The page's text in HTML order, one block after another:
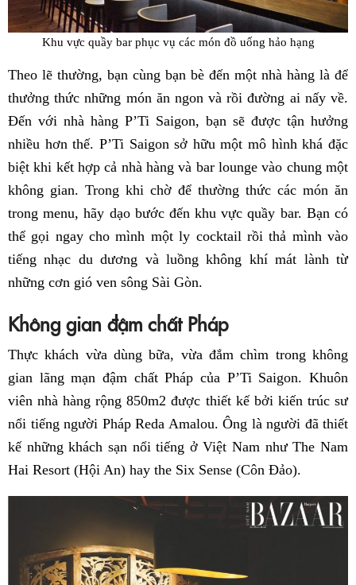
Khu vực quầy bar phục vụ các món đồ uống hảo hạng
Theo lẽ thường, bạn cùng bạn bè đến một nhà hàng là để
thưởng thức những món ăn ngon và rồi đường ai nấy về.
Đến với nhà hàng P’Ti Saigon, bạn sẽ được tận hưởng
nhiều hơn thế. P’Ti Saigon sở hữu một mô hình khá đặc
biệt khi kết hợp cả nhà hàng và bar lounge vào chung một
không gian. Trong khi chờ để thường thức các món ăn
trong menu, hãy dạo bước đến khu vực quầy bar. Bạn có
thể gọi ngay cho mình một ly cocktail rồi thả mình vào
tiếng nhạc du dương và luồng không khí mát lành từ
những cơn gió ven sông Sài Gòn.
Không gian đậm chất Pháp
Thực khách vừa dùng bữa, vừa đắm chìm trong không
gian lãng mạn đậm chất Pháp của P’Ti Saigon. Khuôn
viên nhà hàng rộng 850m2 được thiết kế bởi kiến trúc sư
nổi tiếng người Pháp Reda Amalou. Ông là người đã thiết
kế những khách sạn nổi tiếng ở Việt Nam như The Nam
Hai Resort (Hội An) hay the Six Sense (Côn Đảo).